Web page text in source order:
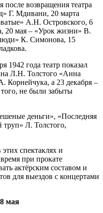
после возвращения театра
Г. Мдивани, 20 марта
А.Н. Островского, 6
20 мая – «Урок жизни» В.
К. Симонова, 15
1942 года театр показал
Л.Н. Толстого «Анна
Корнейчука, а 23 декабря –
не были забыты
деньги», «Последняя
Л. Толстого,
спектаклях и
при прокате
актёрским составом и
для выездов с концертами
мая